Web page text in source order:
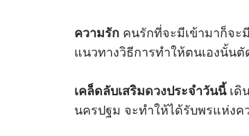
ความรัก คนรักที่จะมีเข้ามาก็จะ
แนวทางวิธีการทำให้ตนเองนั้น
เคล็ดลับเสริมดวงประจำวันนี้เดิ
นครปฐม จะทำให้ได้รับพรแห่งค